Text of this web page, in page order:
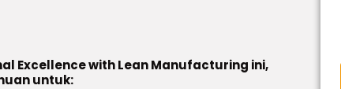
Excellence with Lean Manufacturing ini,
untuk: